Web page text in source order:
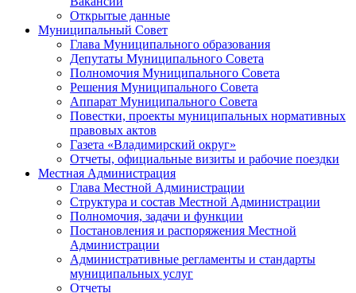
Открытые данные
Муниципальный Совет
Глава Муниципального образования
Депутаты Муниципального Совета
Полномочия Муниципального Совета
Решения Муниципального Совета
Аппарат Муниципального Совета
Повестки, проекты муниципальных нормативных
правовых актов
Газета «Владимирский округ»
Отчеты, официальные визиты и рабочие поездки
Местная Администрация
Глава Местной Администрации
Структура и состав Местной Администрации
Полномочия, задачи и функции
Постановления и распоряжения Местной
Администрации
Административные регламенты и стандарты
муниципальных услуг
Отчеты